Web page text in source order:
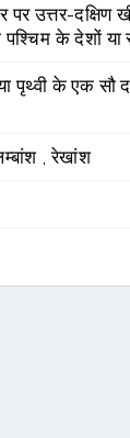
पर उत्तर-दक्षिण
पश्चिम के देशों या
पृथ्वी के एक सौ
,रेखांश